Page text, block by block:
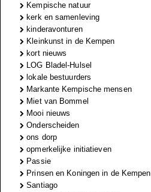
Kempische natuur
kerk en samenleving
kinderavonturen
Kleinkunst in de Kempen
kort nieuws
LOG Bladel-Hulsel
lokale bestuurders
Markante Kempische mensen
Miet van Bommel
Mooi nieuws
Onderscheiden
ons dorp
opmerkelijke initiatieven
Passie
Prinsen en Koningen in de Kempen
Santiago